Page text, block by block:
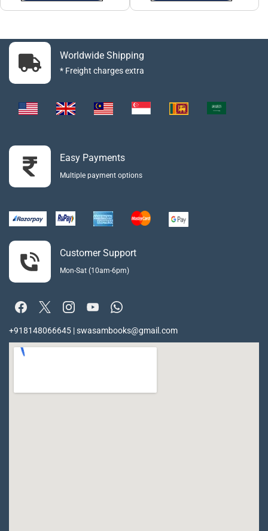
Worldwide Shipping
* Freight charges extra
Easy Payments
Multiple payment options
Customer Support
Mon-Sat (10am-6pm)
+918148066645 | swasambooks@gmail.com